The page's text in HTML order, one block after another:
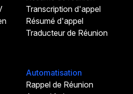
Transcription d'appel
Résumé d'appel
Traducteur de Réunion
Automatisation
Rappel de Réunion